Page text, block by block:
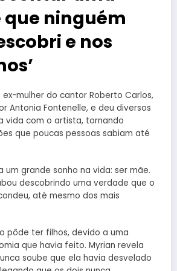
ninguém
e nos
ex-mulher do cantor Roberto Carlos,
Antonia Fontenelle, e deu diversos
vida com o artista, tornando
que poucas pessoas sabiam até
um grande sonho na vida: ser mãe.
descobrindo uma verdade que o
até mesmo dos mais
pôde ter filhos, devido a uma
que havia feito. Myrian revela
soube que ela havia desvelado